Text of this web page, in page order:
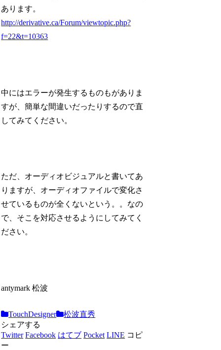
あります。
http://derivative.ca/Forum/viewtopic.php?
f=22&t=10363
中にはエラーが発生するものもがありま
すが、簡単な間違いだったりするので直
してみてください。
ただ、オーディオビジュアルと書いてあ
りますが、オーディオファイルで変化さ
せているものが全くないという。。なの
で、そこを対応させるようにしてみてく
ださい。
antymark 松波
TouchDesigner
松波直秀
シェアする
Twitter Facebook はてブ Pocket LINE コピ
ー